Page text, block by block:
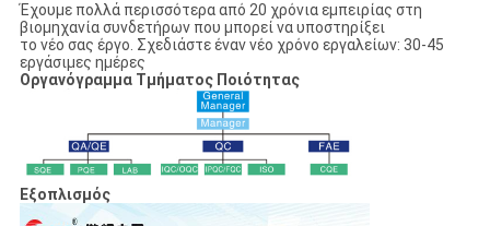
Έχουμε πολλά περισσότερα από 20 χρόνια εμπειρίας στη
βιομηχανία συνδετήρων που μπορεί να υποστηρίξει
το νέο σας έργο. Σχεδιάστε έναν νέο χρόνο εργαλείων: 30-45
εργάσιμες ημέρες
Οργανόγραμμα Τμήματος Ποιότητας
Εξοπλισμός